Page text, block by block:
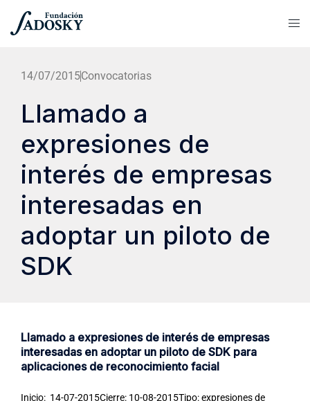
14/07/2015Convocatorias
Llamado a
expresiones de
interés de empresas
interesadas en
adoptar un piloto de
SDK
Llamado a expresiones de interés de empresas
interesadas en adoptar un piloto de SDK para
aplicaciones de reconocimiento facial
Inicio: 14-07-2015Cierre: 10-08-2015Tipo: expresiones de